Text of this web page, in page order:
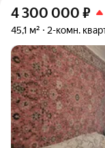
4 300 000 ₽
45,1 м² 2-комн.